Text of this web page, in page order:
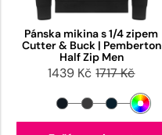
Pánska mikina s 1/4 zipem
Cutter & Buck | Pemberton
Half Zip Men
1439 Kč 1717 Kč